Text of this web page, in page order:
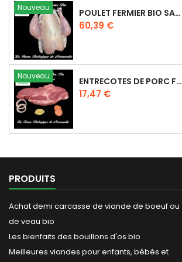
Nouveau POULET FERMIER BIO SANS PEAU 2,2KG
Prix
60,39 €
Nouveau ENTRECOTES DE PORC FERMIER BIO ÉCHINE DÉNERVÉES 500G
Prix
17,47 €
PRODUITS
Achat demi carcasse de viande de boeuf ou
de veau bio
Les bienfaits des bouillons d'os bio
Meilleures viandes pour enfants, bébés et